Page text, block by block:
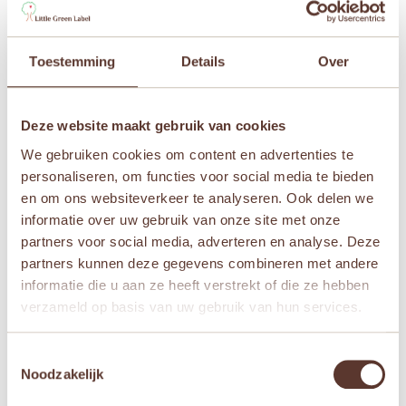
Toestemming Details Over
Deze website maakt gebruik van cookies
We gebruiken cookies om content en advertenties te
personaliseren, om functies voor social media te bieden
en om ons websiteverkeer te analyseren. Ook delen we
informatie over uw gebruik van onze site met onze
partners voor social media, adverteren en analyse. Deze
partners kunnen deze gegevens combineren met andere
informatie die u aan ze heeft verstrekt of die ze hebben
verzameld op basis van uw gebruik van hun services.
Noodzakelijk
Krokodil” te beoordelen
Vereiste
Je waardering*
Je beoordeling*
Naam *
E-mail*
Mijn naam, e-mail en site opslaan in deze
browser voor de volgende keer wanneer ik een